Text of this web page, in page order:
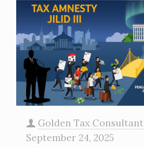
Golden Tax Consultant
September 24, 2025